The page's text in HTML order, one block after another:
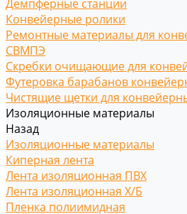
Демпферные станции
Конвейерные ролики
Ремонтные материалы для
СВМПЭ
Скребки очищающие для
Футеровка барабанов
Чистящие щетки для
Изоляционные материалы
Назад
Изоляционные материалы
Киперная лента
Лента изоляционная ПВХ
Лента изоляционная Х/Б
Пленка полиимидная